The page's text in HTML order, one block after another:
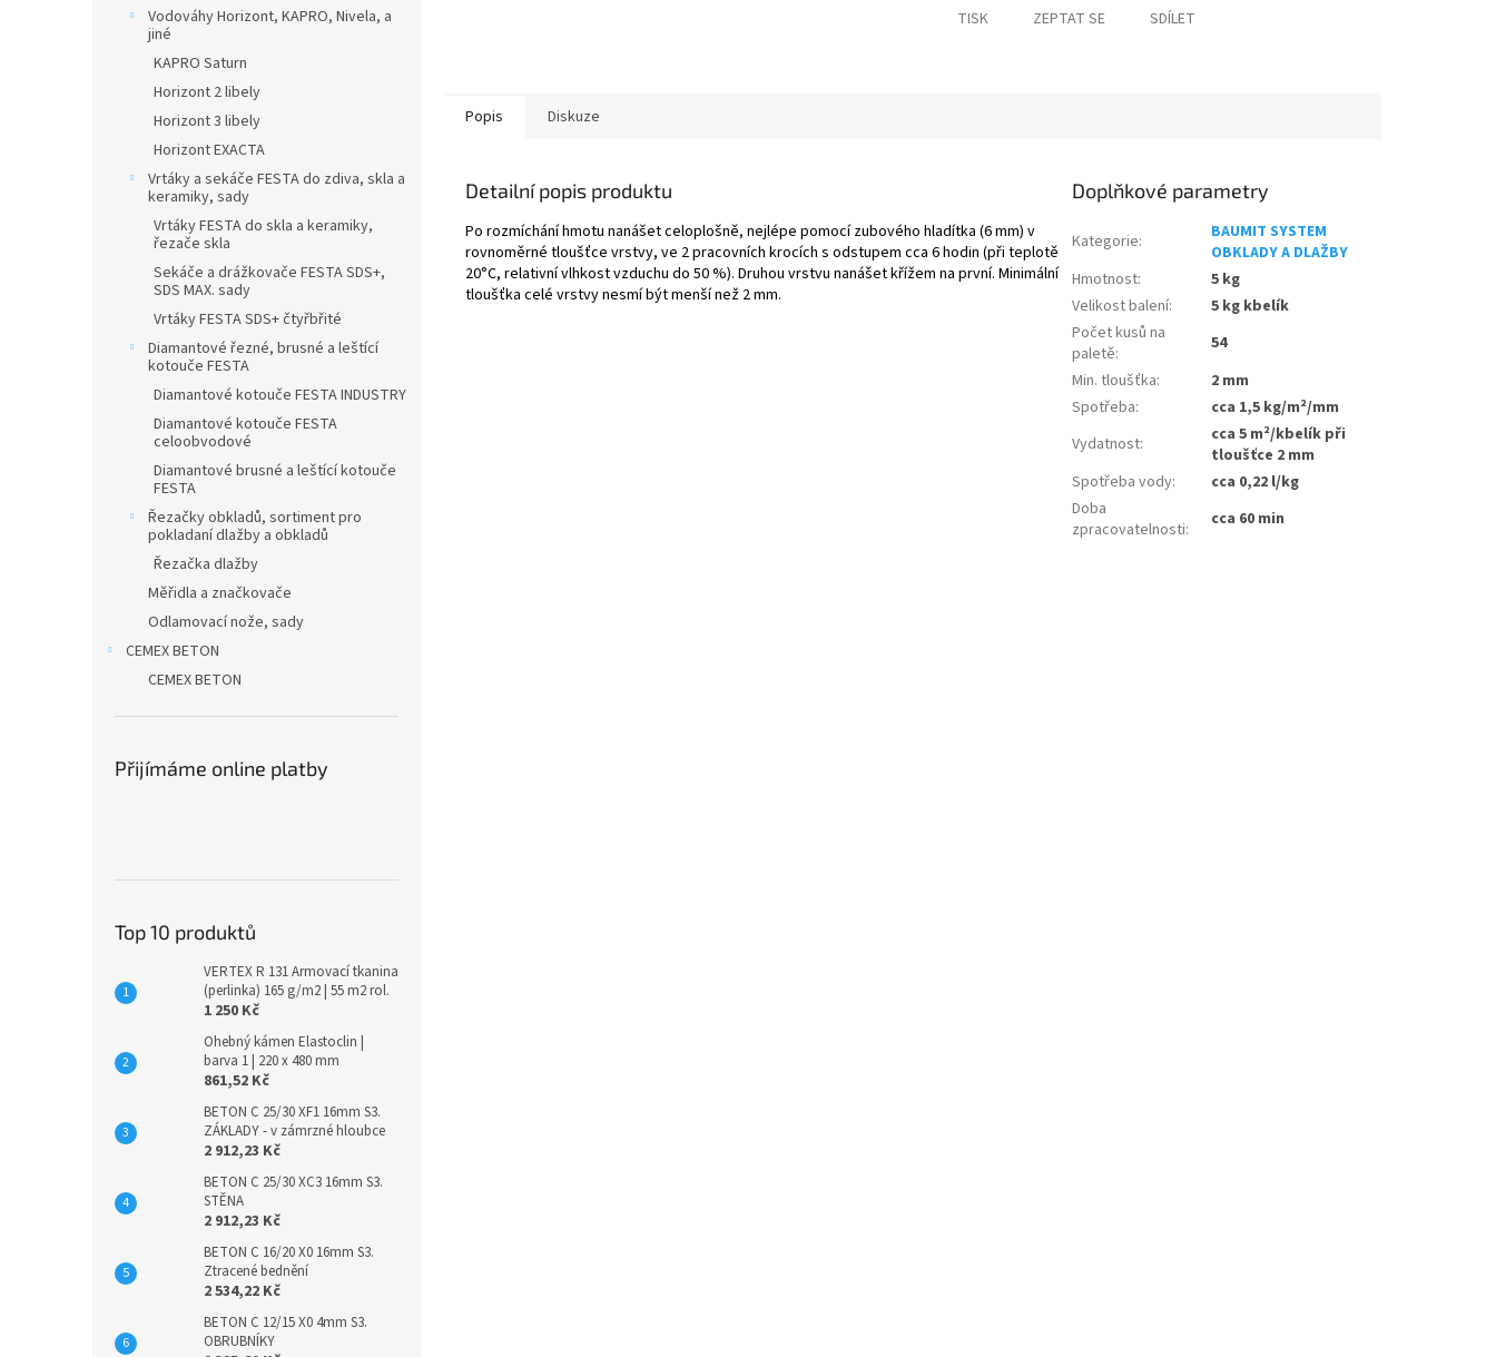
Vodováhy Horizont, KAPRO, Nivela, a
jiné
KAPRO Saturn
Horizont 2 libely
Horizont 3 libely
Horizont EXACTA
Vrtáky a sekáče FESTA do zdiva, skla a
keramiky, sady
Vrtáky FESTA do skla a keramiky,
řezače skla
Sekáče a drážkovače FESTA SDS+,
SDS MAX. sady
Vrtáky FESTA SDS+ čtyřbřité
Diamantové řezné, brusné a leštící
kotouče FESTA
Diamantové kotouče FESTA INDUSTRY
Diamantové kotouče FESTA
celoobvodové
Diamantové brusné a leštící kotouče
FESTA
Řezačky obkladů, sortiment pro
pokladaní dlažby a obkladů
Řezačka dlažby
Měřidla a značkovače
Odlamovací nože, sady
CEMEX BETON
CEMEX BETON
Přijímáme online platby
Top 10 produktů
VERTEX R 131 Armovací tkanina
(perlinka) 165 g/m2 | 55 m2 rol.
1 250 Kč
Ohebný kámen Elastoclin |
barva 1 | 220 x 480 mm
861,52 Kč
BETON C 25/30 XF1 16mm S3.
ZÁKLADY - v zámrzné hloubce
2 912,23 Kč
BETON C 25/30 XC3 16mm S3.
STĚNA
2 912,23 Kč
BETON C 16/20 X0 16mm S3.
Ztracené bednění
2 534,22 Kč
BETON C 12/15 X0 4mm S3.
OBRUBNÍKY
TISK ZEPTAT SE SDÍLET
Popis Diskuze
Detailní popis produktu
Po rozmíchání hmotu nanášet celoplošně, nejlépe pomocí zubového hladítka (6 mm) v
rovnoměrné tloušťce vrstvy, ve 2 pracovních krocích s odstupem cca 6 hodin (při teplotě
20°C, relativní vlhkost vzduchu do 50 %). Druhou vrstvu nanášet křížem na první. Minimální
tloušťka celé vrstvy nesmí být menší než 2 mm.
Doplňkové parametry
Kategorie:
BAUMIT SYSTEM
OBKLADY A DLAŽBY
Hmotnost:
5 kg
Velikost balení:
5 kg kbelík
Počet kusů na
paletě:
54
Min. tloušťka:
2 mm
Spotřeba:
cca 1,5 kg/m²/mm
Vydatnost:
cca 5 m²/kbelík při
tloušťce 2 mm
Spotřeba vody:
cca 0,22 l/kg
Doba
zpracovatelnosti: cca 60 min